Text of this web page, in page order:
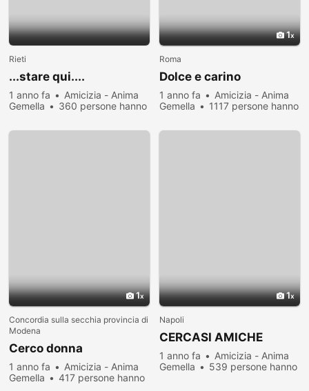
Rieti
...stare qui....
1 anno fa
Amicizia - Anima
Gemella
360 persone hanno
1
Roma
Dolce e carino
1 anno fa
Amicizia - Anima
Gemella
1117 persone hanno
1
Concordia sulla secchia provincia di
Modena
Cerco donna
1 anno fa
Amicizia - Anima
Gemella
417 persone hanno
1
Napoli
CERCASI AMICHE
1 anno fa
Amicizia - Anima
Gemella
539 persone hanno